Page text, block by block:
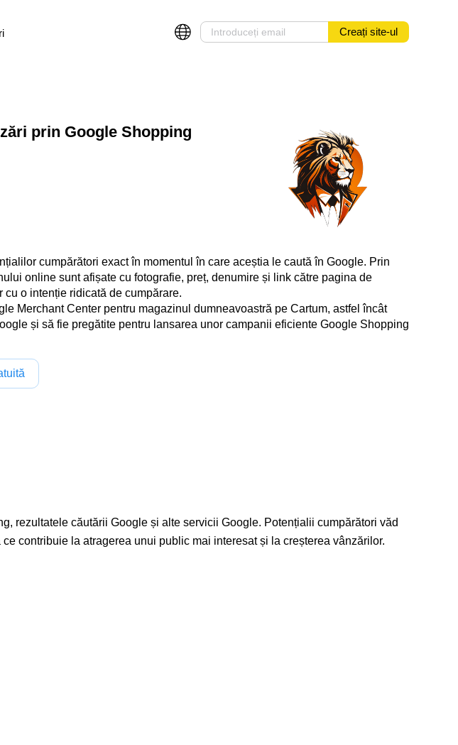
Creați site-ul
prin Google Shopping
cumpărători exact în momentul în care aceștia le caută în Google. Prin
online sunt afișate cu fotografie, preț, denumire și link către pagina de
o intenție ridicată de cumpărare.
Merchant Center pentru magazinul dumneavoastră pe Cartum, astfel încât
și să fie pregătite pentru lansarea unor campanii eficiente Google Shopping
rezultatele căutării Google și alte servicii Google. Potențialii cumpărători văd
contribuie la atragerea unui public mai interesat și la creșterea vânzărilor.